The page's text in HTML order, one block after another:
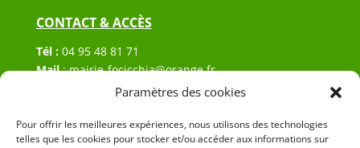
Paramètres des cookies
Pour offrir les meilleures expériences, nous utilisons des technologies
telles que les cookies pour stocker et/ou accéder aux informations sur
CONTACT & ACCÈS
Tél : 04 95 48 81 71
Mail:mairie-focicchia@orange.fr
Hôtel de ville de Focicchia
20212 Focicchia